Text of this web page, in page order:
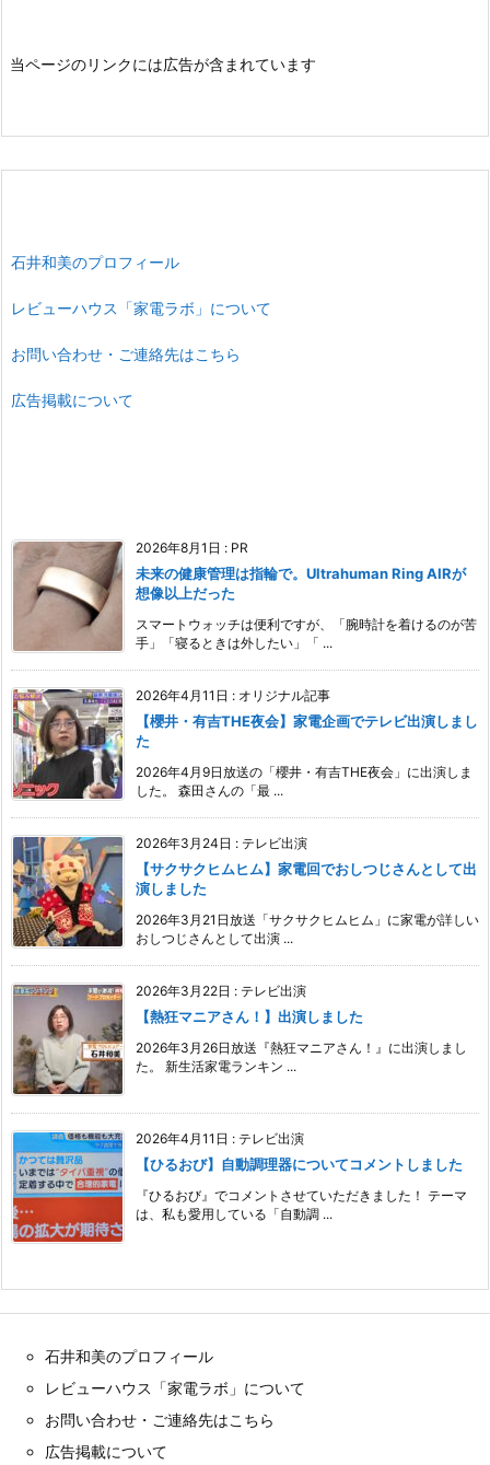
当ページのリンクには広告が含まれています
石井和美のプロフィール
レビューハウス「家電ラボ」について
お問い合わせ・ご連絡先はこちら
広告掲載について
2026年8月1日 : PR
未来の健康管理は指輪で。Ultrahuman Ring AIRが
想像以上だった
スマートウォッチは便利ですが、「腕時計を着けるのが苦
手」「寝るときは外したい」「 ...
2026年4月11日 : オリジナル記事
【櫻井・有吉THE夜会】家電企画でテレビ出演しまし
た
2026年4月9日放送の「櫻井・有吉THE夜会」に出演しま
した。 森田さんの「最 ...
2026年3月24日 : テレビ出演
【サクサクヒムヒム】家電回でおしつじさんとして出
演しました
2026年3月21日放送「サクサクヒムヒム」に家電が詳しい
おしつじさんとして出演 ...
2026年3月22日 : テレビ出演
【熱狂マニアさん！】出演しました
2026年3月26日放送『熱狂マニアさん！』に出演しまし
た。 新生活家電ランキン ...
2026年4月11日 : テレビ出演
【ひるおび】自動調理器についてコメントしました
『ひるおび』でコメントさせていただきました！ テーマ
は、私も愛用している「自動調 ...
石井和美のプロフィール
レビューハウス「家電ラボ」について
お問い合わせ・ご連絡先はこちら
広告掲載について